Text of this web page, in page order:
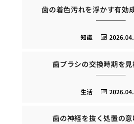
歯の着色汚れを浮かす有効
知識
歯ブラシの交換時期を
生活
歯の神経を抜く処置の